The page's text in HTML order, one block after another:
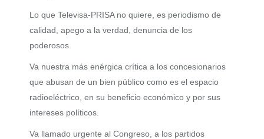
Lo que Televisa-PRISA no quiere, es periodismo de
calidad, apego a la verdad, denuncia de los
poderosos.
Va nuestra más enérgica crítica a los concesionarios
que abusan de un bien público como es el espacio
radioeléctrico, en su beneficio económico y por sus
intereses políticos.
Va llamado urgente al Congreso, a los partidos